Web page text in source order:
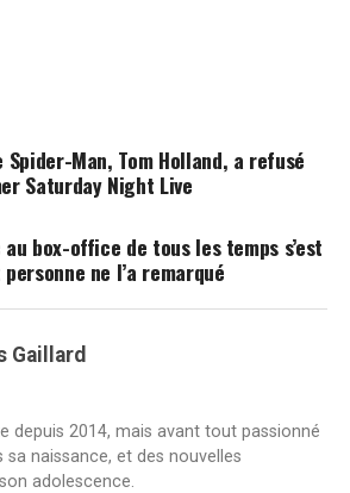
Man, Tom Holland, a refusé
Saturday Night Live
box-office de tous les temps s’est
ne l’a remarqué
Gaillard
depuis 2014, mais avant tout passionné
sa naissance, et des nouvelles
adolescence.